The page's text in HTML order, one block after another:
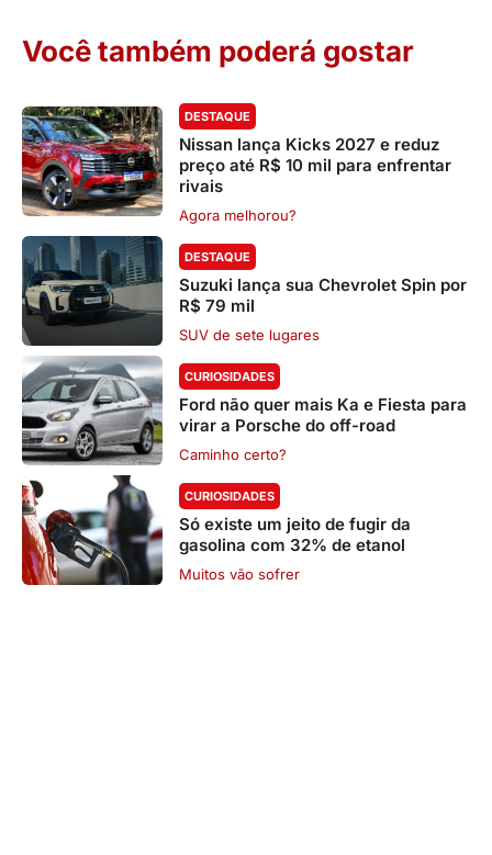
Você também poderá gostar
DESTAQUE
Nissan lança Kicks 2027 e reduz
preço até R$ 10 mil para enfrentar
rivais
Agora melhorou?
DESTAQUE
Suzuki lança sua Chevrolet Spin por
R$ 79 mil
SUV de sete lugares
CURIOSIDADES
Ford não quer mais Ka e Fiesta para
virar a Porsche do off-road
Caminho certo?
CURIOSIDADES
Só existe um jeito de fugir da
gasolina com 32% de etanol
Muitos vão sofrer